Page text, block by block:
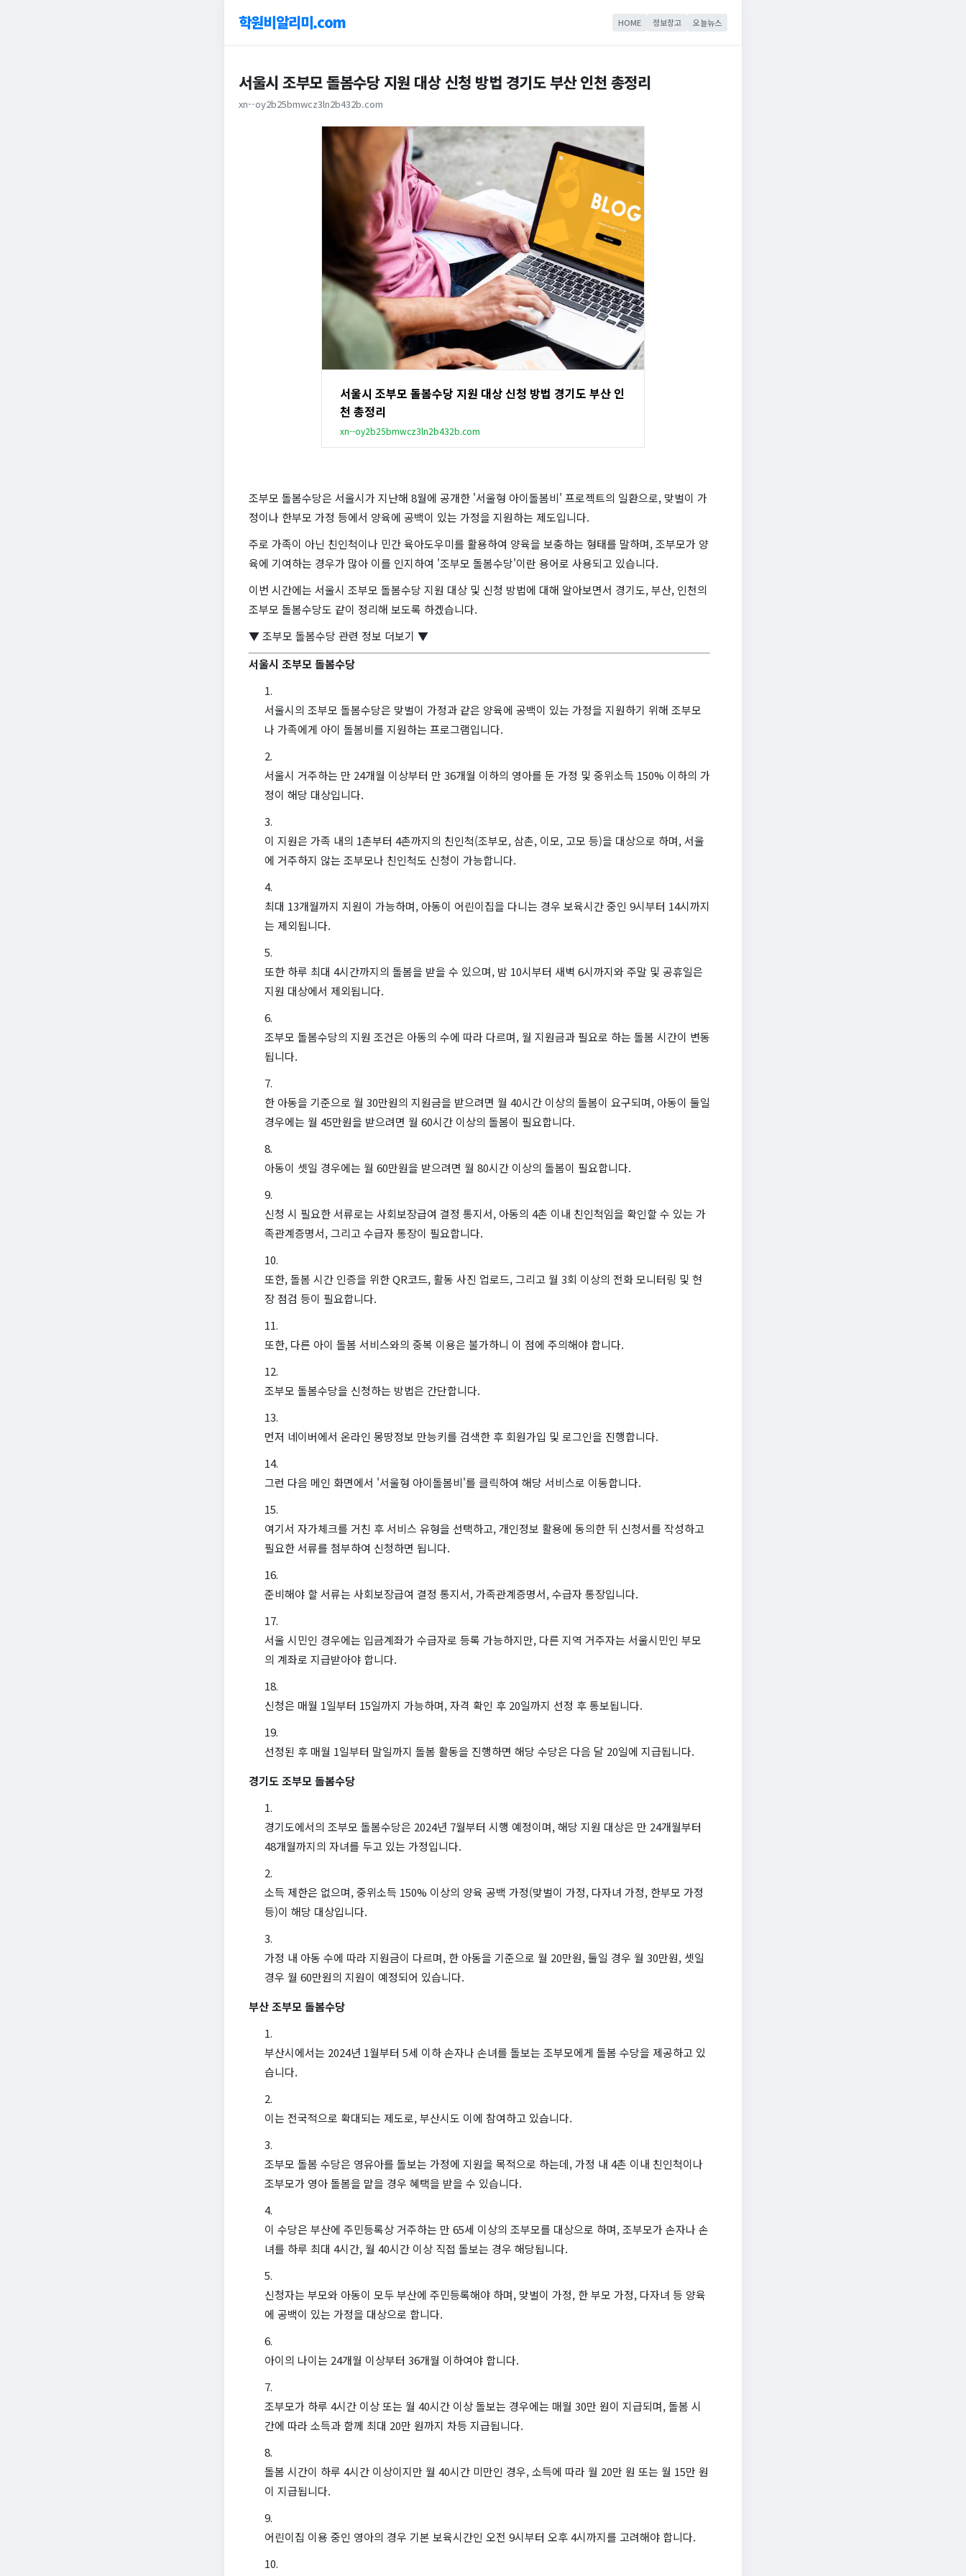
학원비알리미.com HOME 정보창고 오늘뉴스
서울시 조부모 돌봄수당 지원 대상 신청 방법 경기도 부산 인천 총정리
xn--oy2b25bmwcz3ln2b432b.com
서울시 조부모 돌봄수당 지원 대상 신청 방법 경기도 부산 인
천 총정리
xn--oy2b25bmwcz3ln2b432b.com
조부모 돌봄수당은 서울시가 지난해 8월에 공개한 '서울형 아이돌봄비' 프로젝트의 일환으로, 맞벌이 가
정이나 한부모 가정 등에서 양육에 공백이 있는 가정을 지원하는 제도입니다.
주로 가족이 아닌 친인척이나 민간 육아도우미를 활용하여 양육을 보충하는 형태를 말하며, 조부모가 양
육에 기여하는 경우가 많아 이를 인지하여 '조부모 돌봄수당'이란 용어로 사용되고 있습니다.
이번 시간에는 서울시 조부모 돌봄수당 지원 대상 및 신청 방법에 대해 알아보면서 경기도, 부산, 인천의
조부모 돌봄수당도 같이 정리해 보도록 하겠습니다.
▼ 조부모 돌봄수당 관련 정보 더보기 ▼
서울시 조부모 돌봄수당
서울시의 조부모 돌봄수당은 맞벌이 가정과 같은 양육에 공백이 있는 가정을 지원하기 위해 조부모
나 가족에게 아이 돌봄비를 지원하는 프로그램입니다.
서울시 거주하는 만 24개월 이상부터 만 36개월 이하의 영아를 둔 가정 및 중위소득 150% 이하의 가
정이 해당 대상입니다.
이 지원은 가족 내의 1촌부터 4촌까지의 친인척(조부모, 삼촌, 이모, 고모 등)을 대상으로 하며, 서울
에 거주하지 않는 조부모나 친인척도 신청이 가능합니다.
최대 13개월까지 지원이 가능하며, 아동이 어린이집을 다니는 경우 보육시간 중인 9시부터 14시까지
는 제외됩니다.
또한 하루 최대 4시간까지의 돌봄을 받을 수 있으며, 밤 10시부터 새벽 6시까지와 주말 및 공휴일은
지원 대상에서 제외됩니다.
조부모 돌봄수당의 지원 조건은 아동의 수에 따라 다르며, 월 지원금과 필요로 하는 돌봄 시간이 변동
됩니다.
한 아동을 기준으로 월 30만원의 지원금을 받으려면 월 40시간 이상의 돌봄이 요구되며, 아동이 둘일
경우에는 월 45만원을 받으려면 월 60시간 이상의 돌봄이 필요합니다.
아동이 셋일 경우에는 월 60만원을 받으려면 월 80시간 이상의 돌봄이 필요합니다.
신청 시 필요한 서류로는 사회보장급여 결정 통지서, 아동의 4촌 이내 친인척임을 확인할 수 있는 가
족관계증명서, 그리고 수급자 통장이 필요합니다.
또한, 돌봄 시간 인증을 위한 QR코드, 활동 사진 업로드, 그리고 월 3회 이상의 전화 모니터링 및 현
장 점검 등이 필요합니다.
또한, 다른 아이 돌봄 서비스와의 중복 이용은 불가하니 이 점에 주의해야 합니다.
조부모 돌봄수당을 신청하는 방법은 간단합니다.
먼저 네이버에서 온라인 몽땅정보 만능키를 검색한 후 회원가입 및 로그인을 진행합니다.
그런 다음 메인 화면에서 '서울형 아이돌봄비'를 클릭하여 해당 서비스로 이동합니다.
여기서 자가체크를 거친 후 서비스 유형을 선택하고, 개인정보 활용에 동의한 뒤 신청서를 작성하고
필요한 서류를 첨부하여 신청하면 됩니다.
준비해야 할 서류는 사회보장급여 결정 통지서, 가족관계증명서, 수급자 통장입니다.
서울 시민인 경우에는 입금계좌가 수급자로 등록 가능하지만, 다른 지역 거주자는 서울시민인 부모
의 계좌로 지급받아야 합니다.
신청은 매월 1일부터 15일까지 가능하며, 자격 확인 후 20일까지 선정 후 통보됩니다.
선정된 후 매월 1일부터 말일까지 돌봄 활동을 진행하면 해당 수당은 다음 달 20일에 지급됩니다.
경기도 조부모 돌봄수당
경기도에서의 조부모 돌봄수당은 2024년 7월부터 시행 예정이며, 해당 지원 대상은 만 24개월부터
48개월까지의 자녀를 두고 있는 가정입니다.
소득 제한은 없으며, 중위소득 150% 이상의 양육 공백 가정(맞벌이 가정, 다자녀 가정, 한부모 가정
등)이 해당 대상입니다.
가정 내 아동 수에 따라 지원금이 다르며, 한 아동을 기준으로 월 20만원, 둘일 경우 월 30만원, 셋일
경우 월 60만원의 지원이 예정되어 있습니다.
부산 조부모 돌봄수당
부산시에서는 2024년 1월부터 5세 이하 손자나 손녀를 돌보는 조부모에게 돌봄 수당을 제공하고 있
습니다.
이는 전국적으로 확대되는 제도로, 부산시도 이에 참여하고 있습니다.
조부모 돌봄 수당은 영유아를 돌보는 가정에 지원을 목적으로 하는데, 가정 내 4촌 이내 친인척이나
조부모가 영아 돌봄을 맡을 경우 혜택을 받을 수 있습니다.
이 수당은 부산에 주민등록상 거주하는 만 65세 이상의 조부모를 대상으로 하며, 조부모가 손자나 손
녀를 하루 최대 4시간, 월 40시간 이상 직접 돌보는 경우 해당됩니다.
신청자는 부모와 아동이 모두 부산에 주민등록해야 하며, 맞벌이 가정, 한 부모 가정, 다자녀 등 양육
에 공백이 있는 가정을 대상으로 합니다.
아이의 나이는 24개월 이상부터 36개월 이하여야 합니다.
조부모가 하루 4시간 이상 또는 월 40시간 이상 돌보는 경우에는 매월 30만 원이 지급되며, 돌봄 시
간에 따라 소득과 함께 최대 20만 원까지 차등 지급됩니다.
돌봄 시간이 하루 4시간 이상이지만 월 40시간 미만인 경우, 소득에 따라 월 20만 원 또는 월 15만 원
이 지급됩니다.
어린이집 이용 중인 영아의 경우 기본 보육시간인 오전 9시부터 오후 4시까지를 고려해야 합니다.